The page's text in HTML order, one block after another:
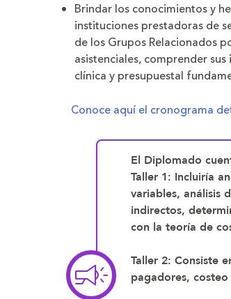
Brindar los conocimientos y
instituciones prestadoras de
de los Grupos Relacionados
asistenciales, comprender
clínica y presupuestal
Conoce aquí el cronograma
El Diplomado
Taller 1: Incluiría
variables, análisis
indirectos,
con la teoría de
Taller 2: Consiste
pagadores,